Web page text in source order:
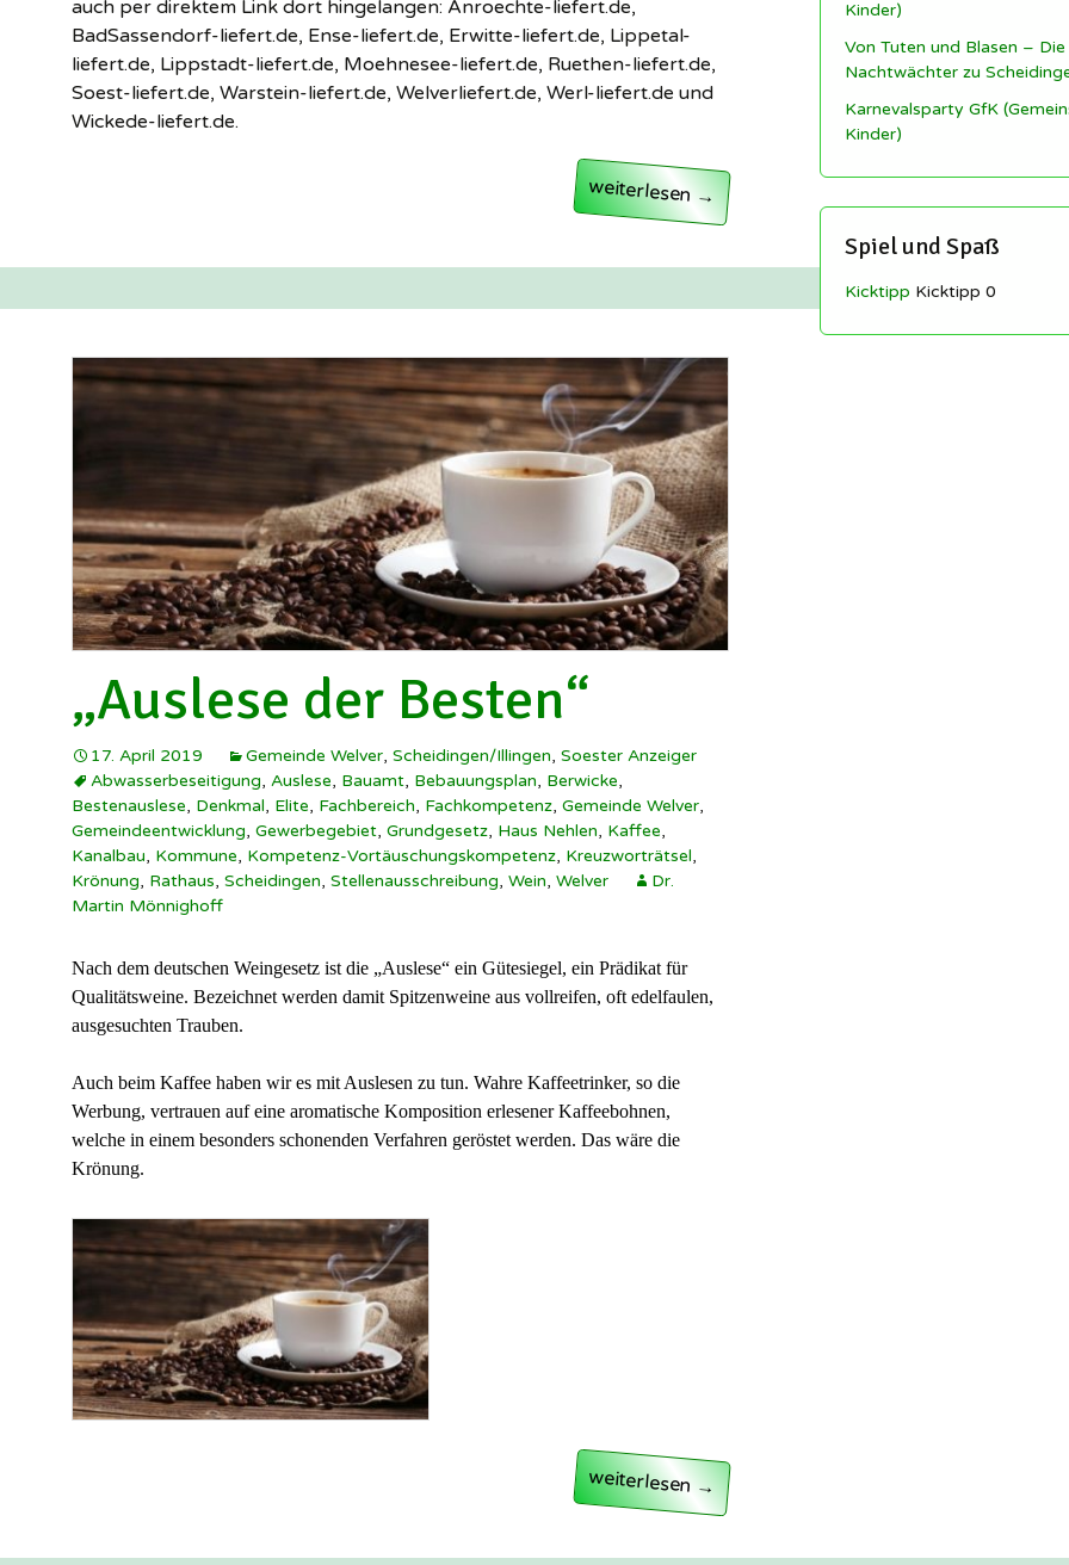
auch per direktem Link dort hingelangen: Anroechte-liefert.de,
BadSassendorf-liefert.de, Ense-liefert.de, Erwitte-liefert.de, Lippetal-
liefert.de, Lippstadt-liefert.de, Moehnesee-liefert.de, Ruethen-liefert.de,
Soest-liefert.de, Warstein-liefert.de, Welverliefert.de, Werl-liefert.de und
Wickede-liefert.de.
Serviceplattform für Einzelhandel und Gastronomie
weiterlesen→
„Auslese der Besten“
17. April 2019 Gemeinde Welver, Scheidingen/Illingen, Soester Anzeiger
Abwasserbeseitigung, Auslese, Bauamt, Bebauungsplan, Berwicke,
Bestenauslese, Denkmal, Elite, Fachbereich, Fachkompetenz, Gemeinde Welver,
Gemeindeentwicklung, Gewerbegebiet, Grundgesetz, Haus Nehlen, Kaffee,
Kanalbau, Kommune, Kompetenz-Vortäuschungskompetenz, Kreuzworträtsel,
Krönung, Rathaus, Scheidingen, Stellenausschreibung, Wein, Welver
Dr.
Martin Mönnighoff
Nach dem deutschen Weingesetz ist die „Auslese“ ein Gütesiegel, ein Prädikat für
Qualitätsweine. Bezeichnet werden damit Spitzenweine aus vollreifen, oft edelfaulen,
ausgesuchten Trauben.
Auch beim Kaffee haben wir es mit Auslesen zu tun. Wahre Kaffeetrinker, so die
Werbung, vertrauen auf eine aromatische Komposition erlesener Kaffeebohnen,
welche in einem besonders schonenden Verfahren geröstet werden. Das wäre die
Krönung.
„Auslese der Besten“
weiterlesen→
Kinder)
Von Tuten und Blasen – Die
Nachtwächter zu
Karnevalsparty GfK
Kinder)
Spiel und Spaß
Kicktipp Kicktipp 0